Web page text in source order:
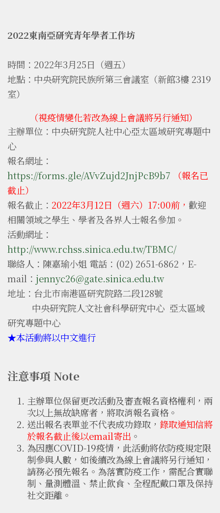
2022東南亞研究青年學者工作坊
時間：2022年3月25日（週五）
地點：中央研究院民族所第三會議室（新館3樓 2319
室）
（視疫情變化若改為線上會議將另行通知）
主辦單位：中央研究院人社中心亞太區域研究專題中
心
報名網址：
https://forms.gle/AVvZujd2JnjPcB9b7
（報名已
截止）
報名截止： 2022年3月12日（週六）17:00前， 歡迎
相關領域之學生、學者及各界人士報名參加。
活動網址：
http://www.rchss.sinica.edu.tw/TBMC/
聯絡人：陳嘉瑜小姐 電話：(02) 2651-6862，E-
mail： jennyc26@gate.sinica.edu.tw
地址：台北市南港區研究院路二段128號
中央研究院人文社會科學研究中心 亞太區域
研究專題中心
★本活動將以中文進行
注意事項 Note
主辦單位保留更改活動及審查報名資格權利，兩
次以上無故缺席者，將取消報名資格。
送出報名表單並不代表成功錄取， 錄取通知信將
於報名截止後以email寄出 。
為因應COVID-19疫情，此活動將依防疫規定限
制參與人數，如後續改為線上會議將另行通知，
請務必預先報名。為落實防疫工作，需配合實聯
制、量測體溫、禁止飲食、全程配戴口罩及保持
社交距離。